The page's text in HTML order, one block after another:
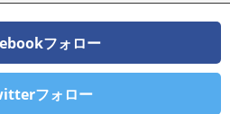
フォロー
フォロー